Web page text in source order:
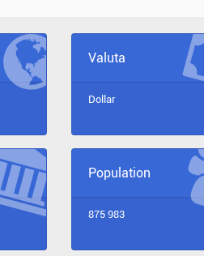
Valuta
Dollar
Population
875 983